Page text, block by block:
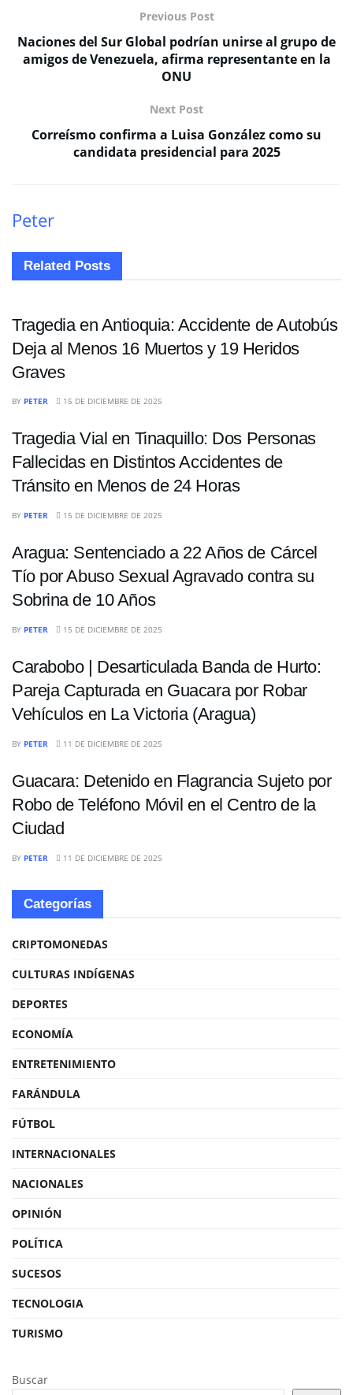
Previous Post
Naciones del Sur Global podrían unirse al grupo de
amigos de Venezuela, afirma representante en la
ONU
Next Post
Correísmo confirma a Luisa González como su
candidata presidencial para 2025
Peter
Related Posts
SUCESOS
Tragedia en Antioquia: Accidente de Autobús
Deja al Menos 16 Muertos y 19 Heridos
Graves
BY PETER 15 DE DICIEMBRE DE 2025
Tragedia Vial en Tinaquillo: Dos Personas
Fallecidas en Distintos Accidentes de
Tránsito en Menos de 24 Horas
BY PETER 15 DE DICIEMBRE DE 2025
Aragua: Sentenciado a 22 Años de Cárcel
Tío por Abuso Sexual Agravado contra su
Sobrina de 10 Años
BY PETER 15 DE DICIEMBRE DE 2025
Carabobo | Desarticulada Banda de Hurto:
Pareja Capturada en Guacara por Robar
Vehículos en La Victoria (Aragua)
BY PETER 11 DE DICIEMBRE DE 2025
Guacara: Detenido en Flagrancia Sujeto por
Robo de Teléfono Móvil en el Centro de la
Ciudad
BY PETER 11 DE DICIEMBRE DE 2025
Categorías
CRIPTOMONEDAS
CULTURAS INDÍGENAS
DEPORTES
ECONOMÍA
ENTRETENIMIENTO
FARÁNDULA
FÚTBOL
INTERNACIONALES
NACIONALES
OPINIÓN
POLÍTICA
SUCESOS
TECNOLOGIA
TURISMO
Buscar